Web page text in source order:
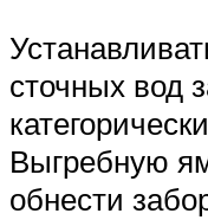
сточных вод
Выгребную
обнести